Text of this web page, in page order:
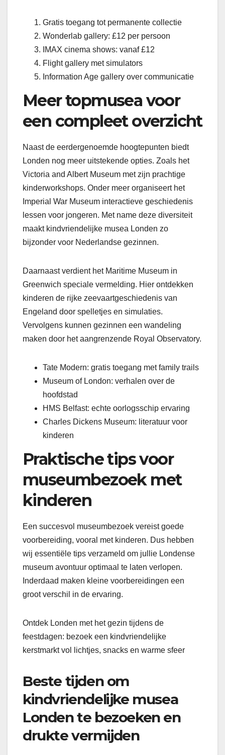
Gratis toegang tot permanente collectie
Wonderlab gallery: £12 per persoon
IMAX cinema shows: vanaf £12
Flight gallery met simulators
Information Age gallery over communicatie
Meer topmusea voor
een compleet overzicht
Naast de eerdergenoemde hoogtepunten biedt
Londen nog meer uitstekende opties. Zoals het
Victoria and Albert Museum met zijn prachtige
kinderworkshops. Onder meer organiseert het
Imperial War Museum interactieve geschiedenis
lessen voor jongeren. Met name deze diversiteit
maakt kindvriendelijke musea Londen zo
bijzonder voor Nederlandse gezinnen.
Daarnaast verdient het Maritime Museum in
Greenwich speciale vermelding. Hier ontdekken
kinderen de rijke zeevaartgeschiedenis van
Engeland door spelletjes en simulaties.
Vervolgens kunnen gezinnen een wandeling
maken door het aangrenzende Royal Observatory.
Tate Modern: gratis toegang met family trails
Museum of London: verhalen over de
hoofdstad
HMS Belfast: echte oorlogsschip ervaring
Charles Dickens Museum: literatuur voor
kinderen
Praktische tips voor
museumbezoek met
kinderen
Een succesvol museumbezoek vereist goede
voorbereiding, vooral met kinderen. Dus hebben
wij essentiële tips verzameld om jullie Londense
museum avontuur optimaal te laten verlopen.
Inderdaad maken kleine voorbereidingen een
groot verschil in de ervaring.
Ontdek Londen met het gezin tijdens de
feestdagen: bezoek een kindvriendelijke
kerstmarkt vol lichtjes, snacks en warme sfeer
Beste tijden om
kindvriendelijke musea
Londen te bezoeken en
drukte vermijden